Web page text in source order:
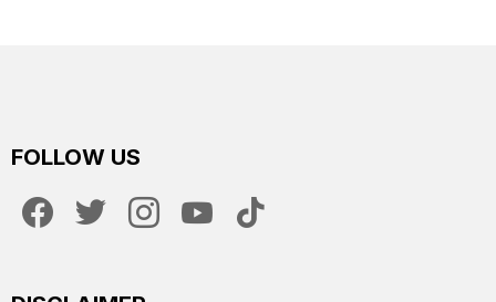
FOLLOW US